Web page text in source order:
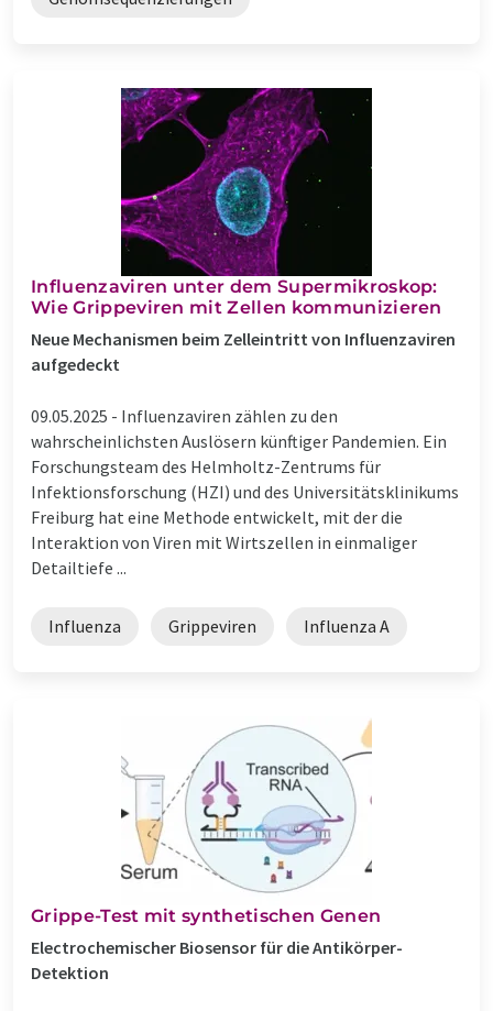
Influenzaviren unter dem Supermikroskop:
Wie Grippeviren mit Zellen kommunizieren
Neue Mechanismen beim Zelleintritt von Influenzaviren
aufgedeckt
09.05.2025 - Influenzaviren zählen zu den
wahrscheinlichsten Auslösern künftiger Pandemien. Ein
Forschungsteam des Helmholtz-Zentrums für
Infektionsforschung (HZI) und des Universitätsklinikums
Freiburg hat eine Methode entwickelt, mit der die
Interaktion von Viren mit Wirtszellen in einmaliger
Detailtiefe ...
Influenza Grippeviren Influenza A
Grippe-Test mit synthetischen Genen
Electrochemischer Biosensor für die Antikörper-
Detektion